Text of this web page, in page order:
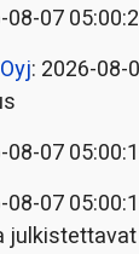
08-07
: 2026-08-
08-07
08-07